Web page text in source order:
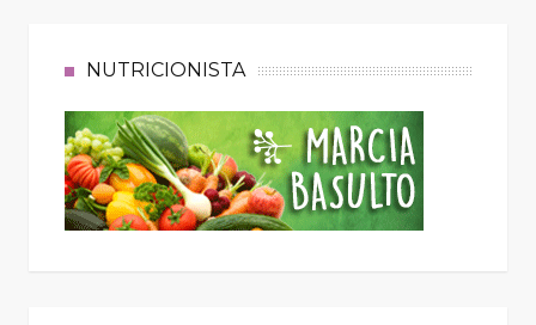
NUTRICIONISTA